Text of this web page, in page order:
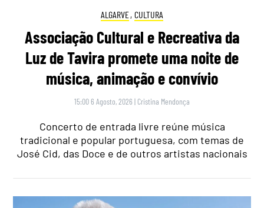
ALGARVE, CULTURA
Associação Cultural e Recreativa da
Luz de Tavira promete uma noite de
música, animação e convívio
15:00 6 Agosto, 2026 | Cristina Mendonça
Concerto de entrada livre reúne música
tradicional e popular portuguesa, com temas de
José Cid, das Doce e de outros artistas nacionais